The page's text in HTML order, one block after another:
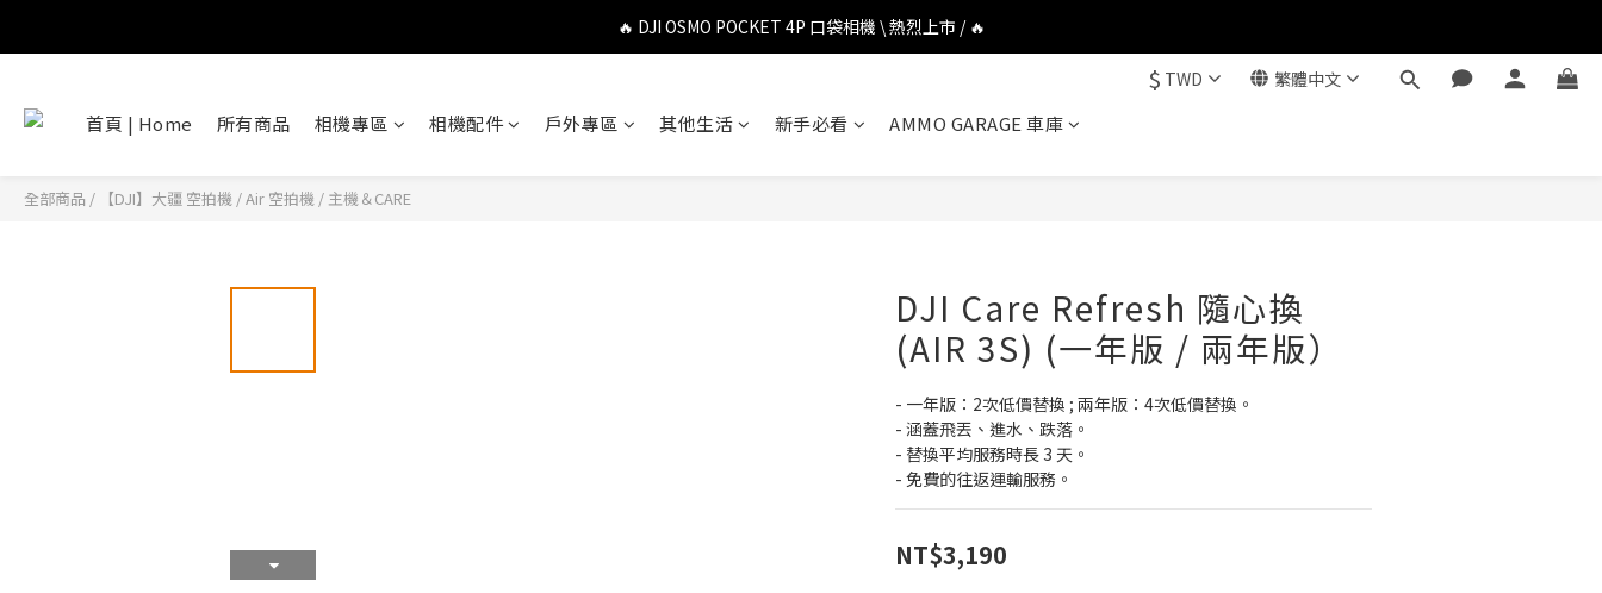
🔥 DJI OSMO POCKET 4P 口袋相機 \ 熱烈上市 / 🔥
🔥 DJI OSMO POCKET 4P 口袋相機 \ 熱烈上市 / 🔥
🔥 Insta360 GO Ultra Hello Kitty 聯名限定套裝 \ 時尚上市 / 🔥
$ TWD 繁體中文
首頁 | Home 所有商品 相機專區 相機配件 戶外專區 其他生活 新手必看 AMMO GARAGE 車庫
全部商品 / 【DJI】大疆 空拍機 /Air 空拍機 / 主機＆CARE
DJI Care Refresh 隨心換
(AIR 3S) (一年版 / 兩年版）
- 一年版：2次低價替換 ; 兩年版：4次低價替換。
- 涵蓋飛丟、進水、跌落。
- 替換平均服務時長 3 天。
- 免費的往返運輸服務。
NT$3,190